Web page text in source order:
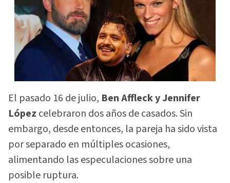
El pasado 16 de julio, Ben Affleck y Jennifer
López celebraron dos años de casados. Sin
embargo, desde entonces, la pareja ha sido vista
por separado en múltiples ocasiones,
alimentando las especulaciones sobre una
posible ruptura.